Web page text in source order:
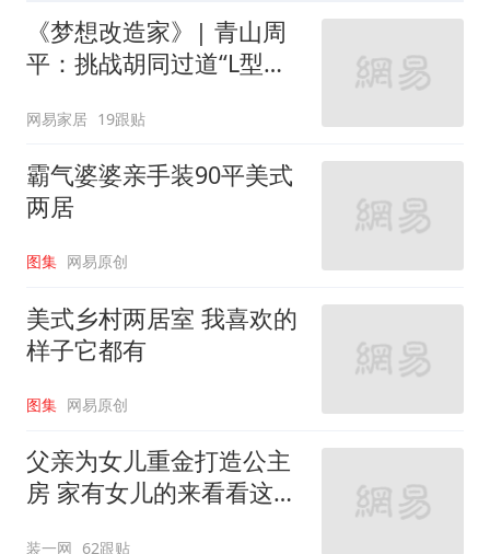
《梦想改造家》| 青山周
平：挑战胡同过道“L型的
网易家居 19跟贴
霸气婆婆亲手装90平美式
两居
图集 网易原创
美式乡村两居室 我喜欢的
样子它都有
图集 网易原创
父亲为女儿重金打造公主
房 家有女儿的来看看这些
装一网 62跟贴